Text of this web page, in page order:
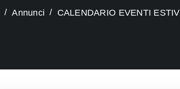
Annunci CALENDARIO EVENTI